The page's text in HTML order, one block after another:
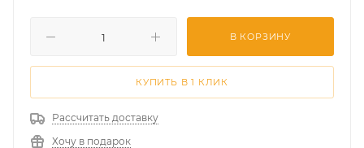
В КОРЗИНУ
КУПИТЬ В 1 КЛИК
Рассчитать доставку
Хочу в подарок